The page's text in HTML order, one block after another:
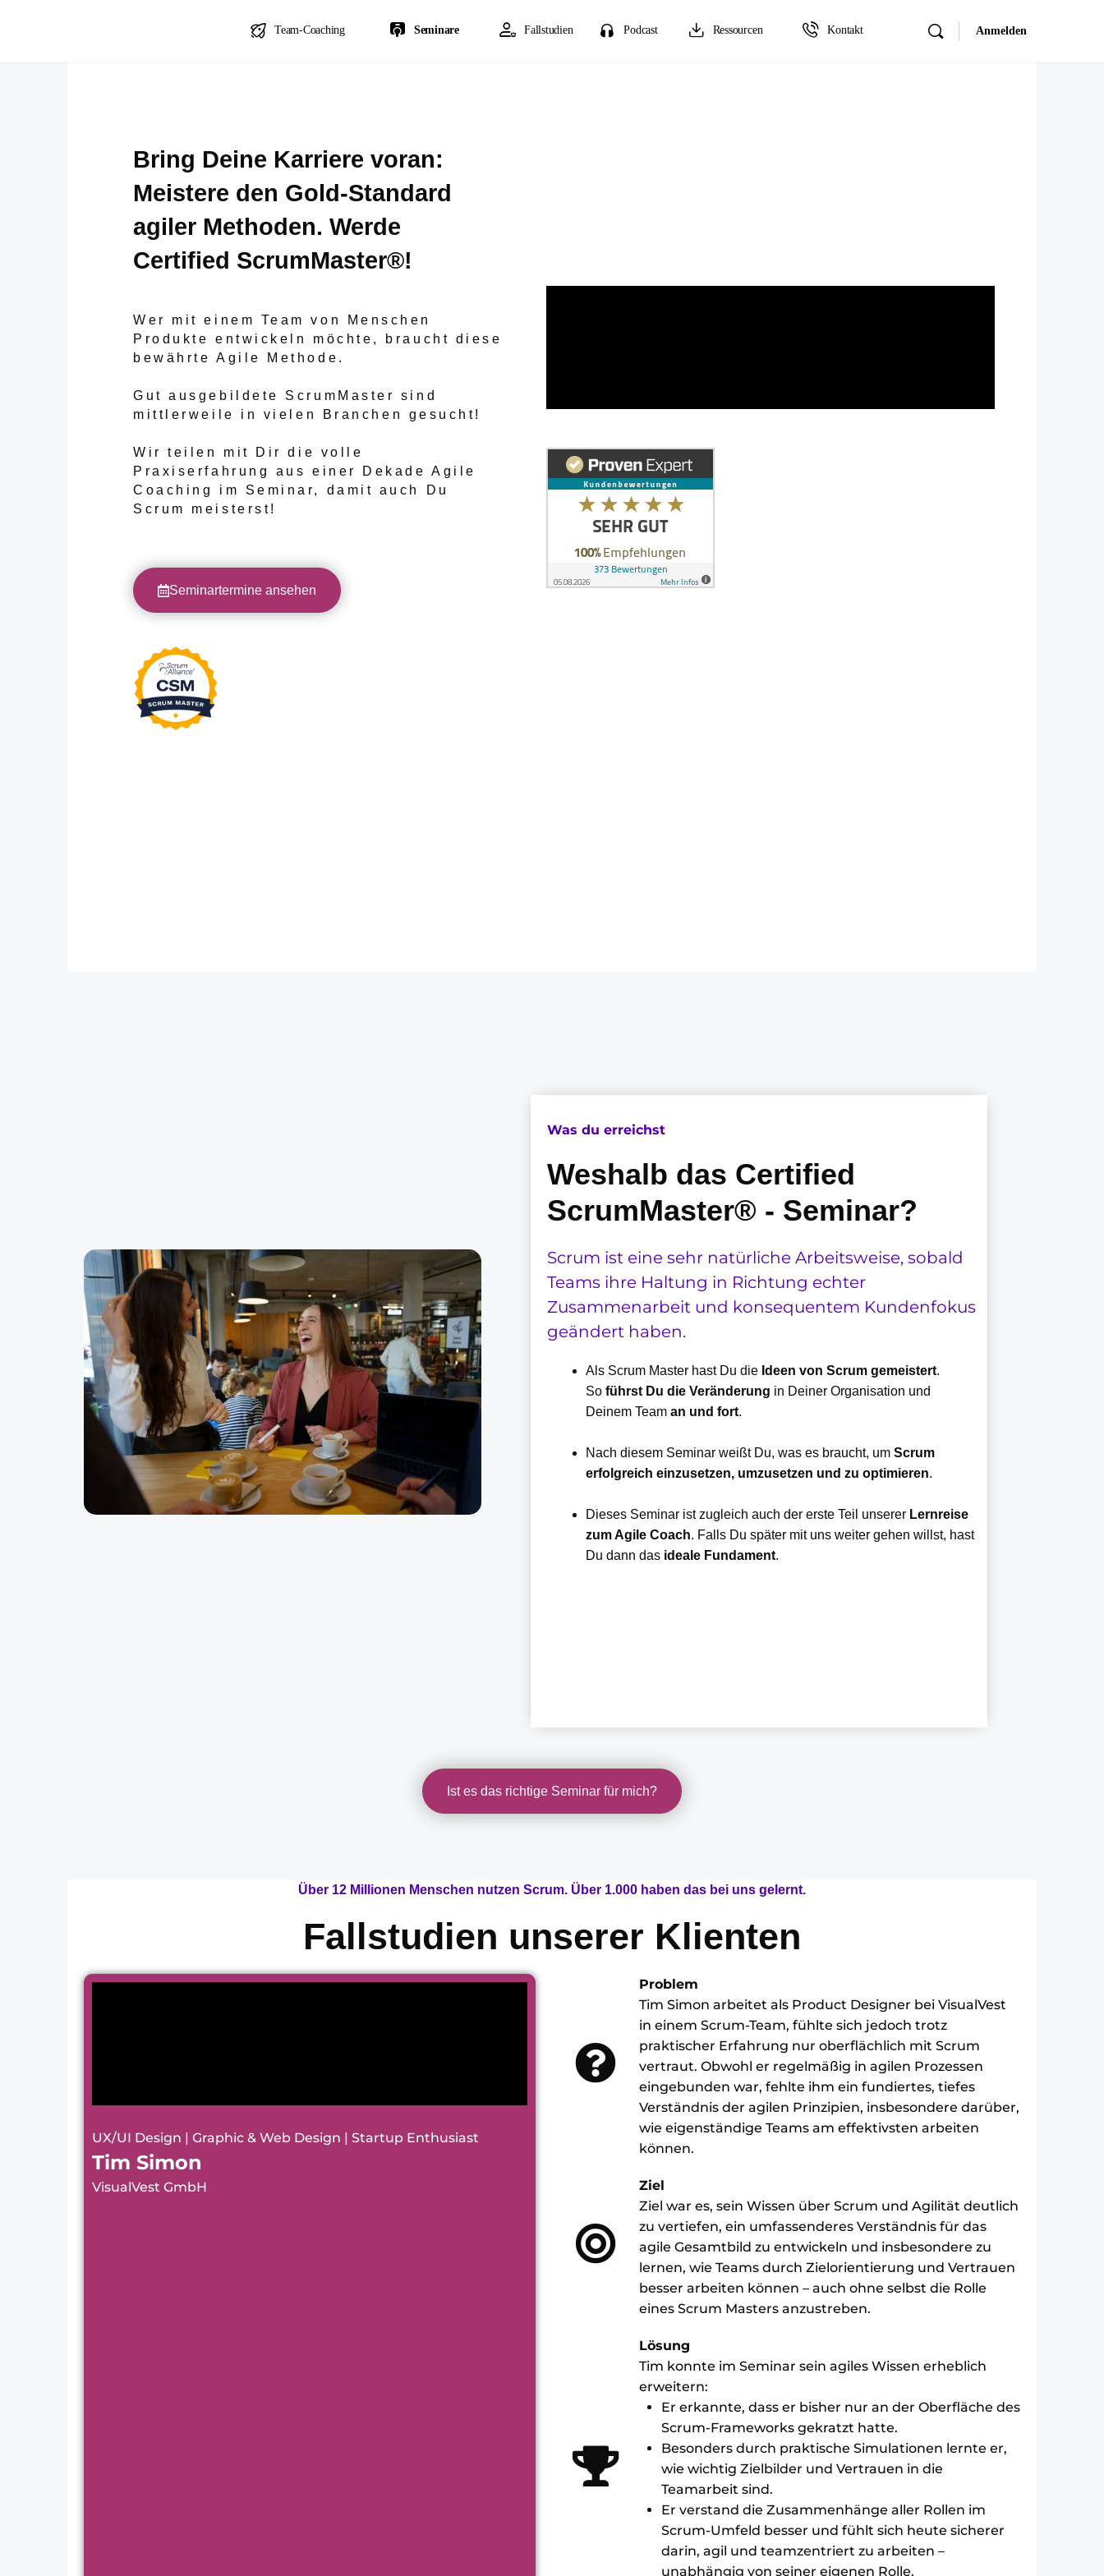
Team-Coaching Seminare Fallstudien Podcast Ressourcen Kontakt Anmelden
Bring Deine Karriere voran:
Meistere den Gold-Standard
agiler Methoden. Werde
Certified ScrumMaster®!
Wer mit einem Team von Menschen
Produkte entwickeln möchte, braucht diese
bewährte Agile Methode.
Gut ausgebildete ScrumMaster sind
mittlerweile in vielen Branchen gesucht!
Wir teilen mit Dir die volle
Praxiserfahrung aus einer Dekade Agile
Coaching im Seminar, damit auch Du
Scrum meisterst!
Seminartermine ansehen
Was du erreichst
Weshalb das Certified
ScrumMaster® - Seminar?
Scrum ist eine sehr natürliche Arbeitsweise, sobald
Teams ihre Haltung in Richtung echter
Zusammenarbeit und konsequentem Kundenfokus
geändert haben.
Als Scrum Master hast Du die Ideen von Scrum gemeistert.
Soführst Du die Veränderung in Deiner Organisation und
Deinem Teaman und fort.
Nach diesem Seminar weißt Du, was es braucht, umScrum
erfolgreich einzusetzen, umzusetzen und zu optimieren.
Dieses Seminar ist zugleich auch der erste Teil unserer Lernreise
zum Agile Coach. Falls Du später mit uns weiter gehen willst, hast
Du dann das ideale Fundament.
Ist es das richtige Seminar für mich?
Über 12 Millionen Menschen nutzen Scrum. Über 1.000 haben das bei uns gelernt.
Fallstudien unserer Klienten
UX/UI Design | Graphic & Web Design | Startup Enthusiast
Tim Simon
VisualVest GmbH
Problem
Tim Simon arbeitet als Product Designer bei VisualVest
in einem Scrum-Team, fühlte sich jedoch trotz
praktischer Erfahrung nur oberflächlich mit Scrum
vertraut. Obwohl er regelmäßig in agilen Prozessen
eingebunden war, fehlte ihm ein fundiertes, tiefes
Verständnis der agilen Prinzipien, insbesondere darüber,
wie eigenständige Teams am effektivsten arbeiten
können.
Ziel
Ziel war es, sein Wissen über Scrum und Agilität deutlich
zu vertiefen, ein umfassenderes Verständnis für das
agile Gesamtbild zu entwickeln und insbesondere zu
lernen, wie Teams durch Zielorientierung und Vertrauen
besser arbeiten können – auch ohne selbst die Rolle
eines Scrum Masters anzustreben.
Lösung
Tim konnte im Seminar sein agiles Wissen erheblich
erweitern:
Er erkannte, dass er bisher nur an der Oberfläche des
Scrum-Frameworks gekratzt hatte.
Besonders durch praktische Simulationen lernte er,
wie wichtig Zielbilder und Vertrauen in die
Teamarbeit sind.
Er verstand die Zusammenhänge aller Rollen im
Scrum-Umfeld besser und fühlt sich heute sicherer
darin, agil und teamzentriert zu arbeiten –
unabhängig von seiner eigenen Rolle.